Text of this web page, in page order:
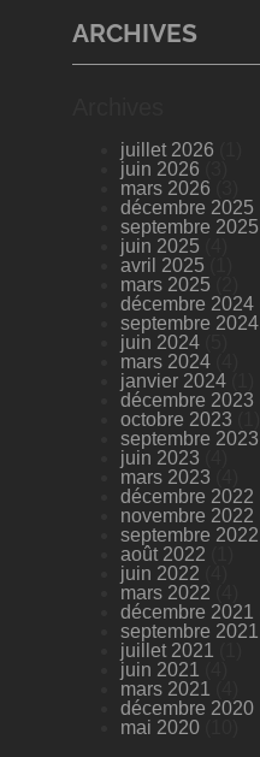
ARCHIVES
juillet 2026
juin 2026
mars 2026
décembre 2025
septembre 2025
juin 2025
avril 2025
mars 2025
décembre 2024
septembre 2024
juin 2024
mars 2024
janvier 2024
décembre 2023
octobre 2023
septembre 2023
juin 2023
mars 2023
décembre 2022
novembre 2022
septembre 2022
août 2022
juin 2022
mars 2022
décembre 2021
septembre 2021
juillet 2021
juin 2021
mars 2021
décembre 2020
mai 2020